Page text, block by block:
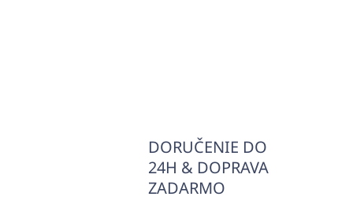
DORUČENIE DO
24H & DOPRAVA
ZADARMO